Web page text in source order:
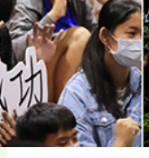
SCHOOL OF